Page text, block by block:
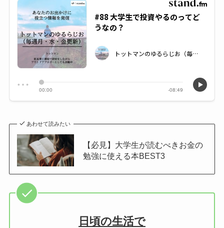
あわせて読みたい
【必見】大学生が読むべきお金の
勉強に使える本BEST3
日頃の生活で